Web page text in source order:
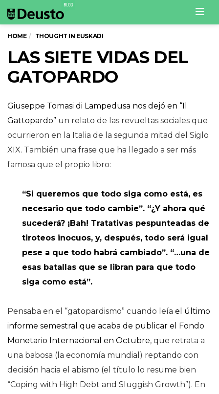
HOME THOUGHT IN EUSKADI
LAS SIETE VIDAS DEL
GATOPARDO
Giuseppe Tomasi di Lampedusa nos dejó en “Il
Gattopardo” un relato de las revueltas sociales que
ocurrieron en la Italia de la segunda mitad del Siglo
XIX. También una frase que ha llegado a ser más
famosa que el propio libro:
“Si queremos que todo siga como está, es
necesario que todo cambie”. “¿Y ahora qué
sucederá? ¡Bah! Tratativas pespunteadas de
tiroteos inocuos, y, después, todo será igual
pese a que todo habrá cambiado”. “…una de
esas batallas que se libran para que todo
siga como está”.
Pensaba en el “gatopardismo” cuando leía el último
informe semestral que acaba de publicar el Fondo
Monetario Internacional en Octubre, que retrata a
una babosa (la economía mundial) reptando con
decisión hacia el abismo (el título lo resume bien
“Coping with High Debt and Sluggish Growth”). En